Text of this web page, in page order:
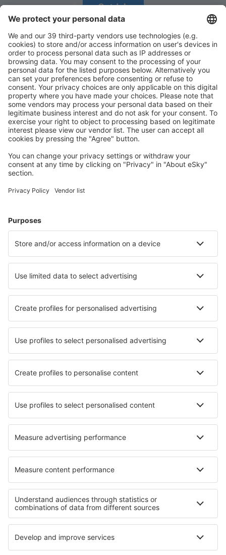
Ontdek
Download onze appen plan gemakkelijk uw
reizen
Vliegtickets
Verblijf
Vlucht+hotel
Hotels
Transfers
Attracties
Luchtvaartmaatschappijen
Brussels Airlines
Ryanair
Wizz Air
Tui Fly
Transavia
Over eSky
Algemene voorwaarden
Mijn boekingen
Privacykennisgeving
Ondersteuning en contact
Privacy